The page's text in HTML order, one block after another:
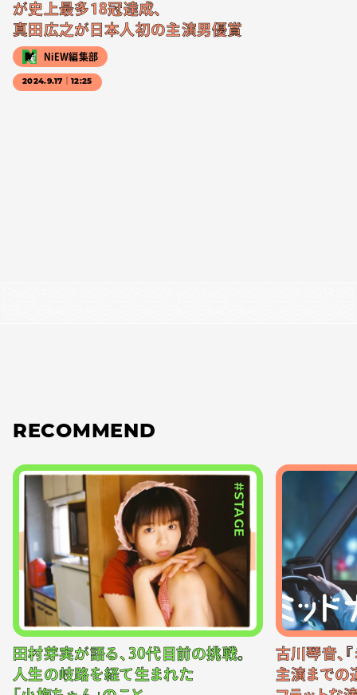
が史上最多18冠達成、
真田広之が日本人初の主演男優賞
NiEW編集部
2024.9.17｜12:25
RECOMMEND
#STAGE
田村芽実が語る、30代目前の挑戦。
人生の岐路を経て生まれた
古川琴音、
主演までの